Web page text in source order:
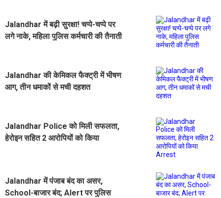
Jalandhar में बढ़ी सुरक्षा! चप्पे-चप्पे पर
लगे नाके, महिला पुलिस कर्मचारी की तैनाती
Jalandhar की केमिकल फैक्ट्री में भीषण
आग, तीन धमाकों से मची दहशत
Jalandhar Police को मिली सफलता,
हेरोइन सहित 2 आरोपियों को किया
Jalandhar में पंजाब बंद का असर,
School-बाजार बंद; Alert पर पुलिस